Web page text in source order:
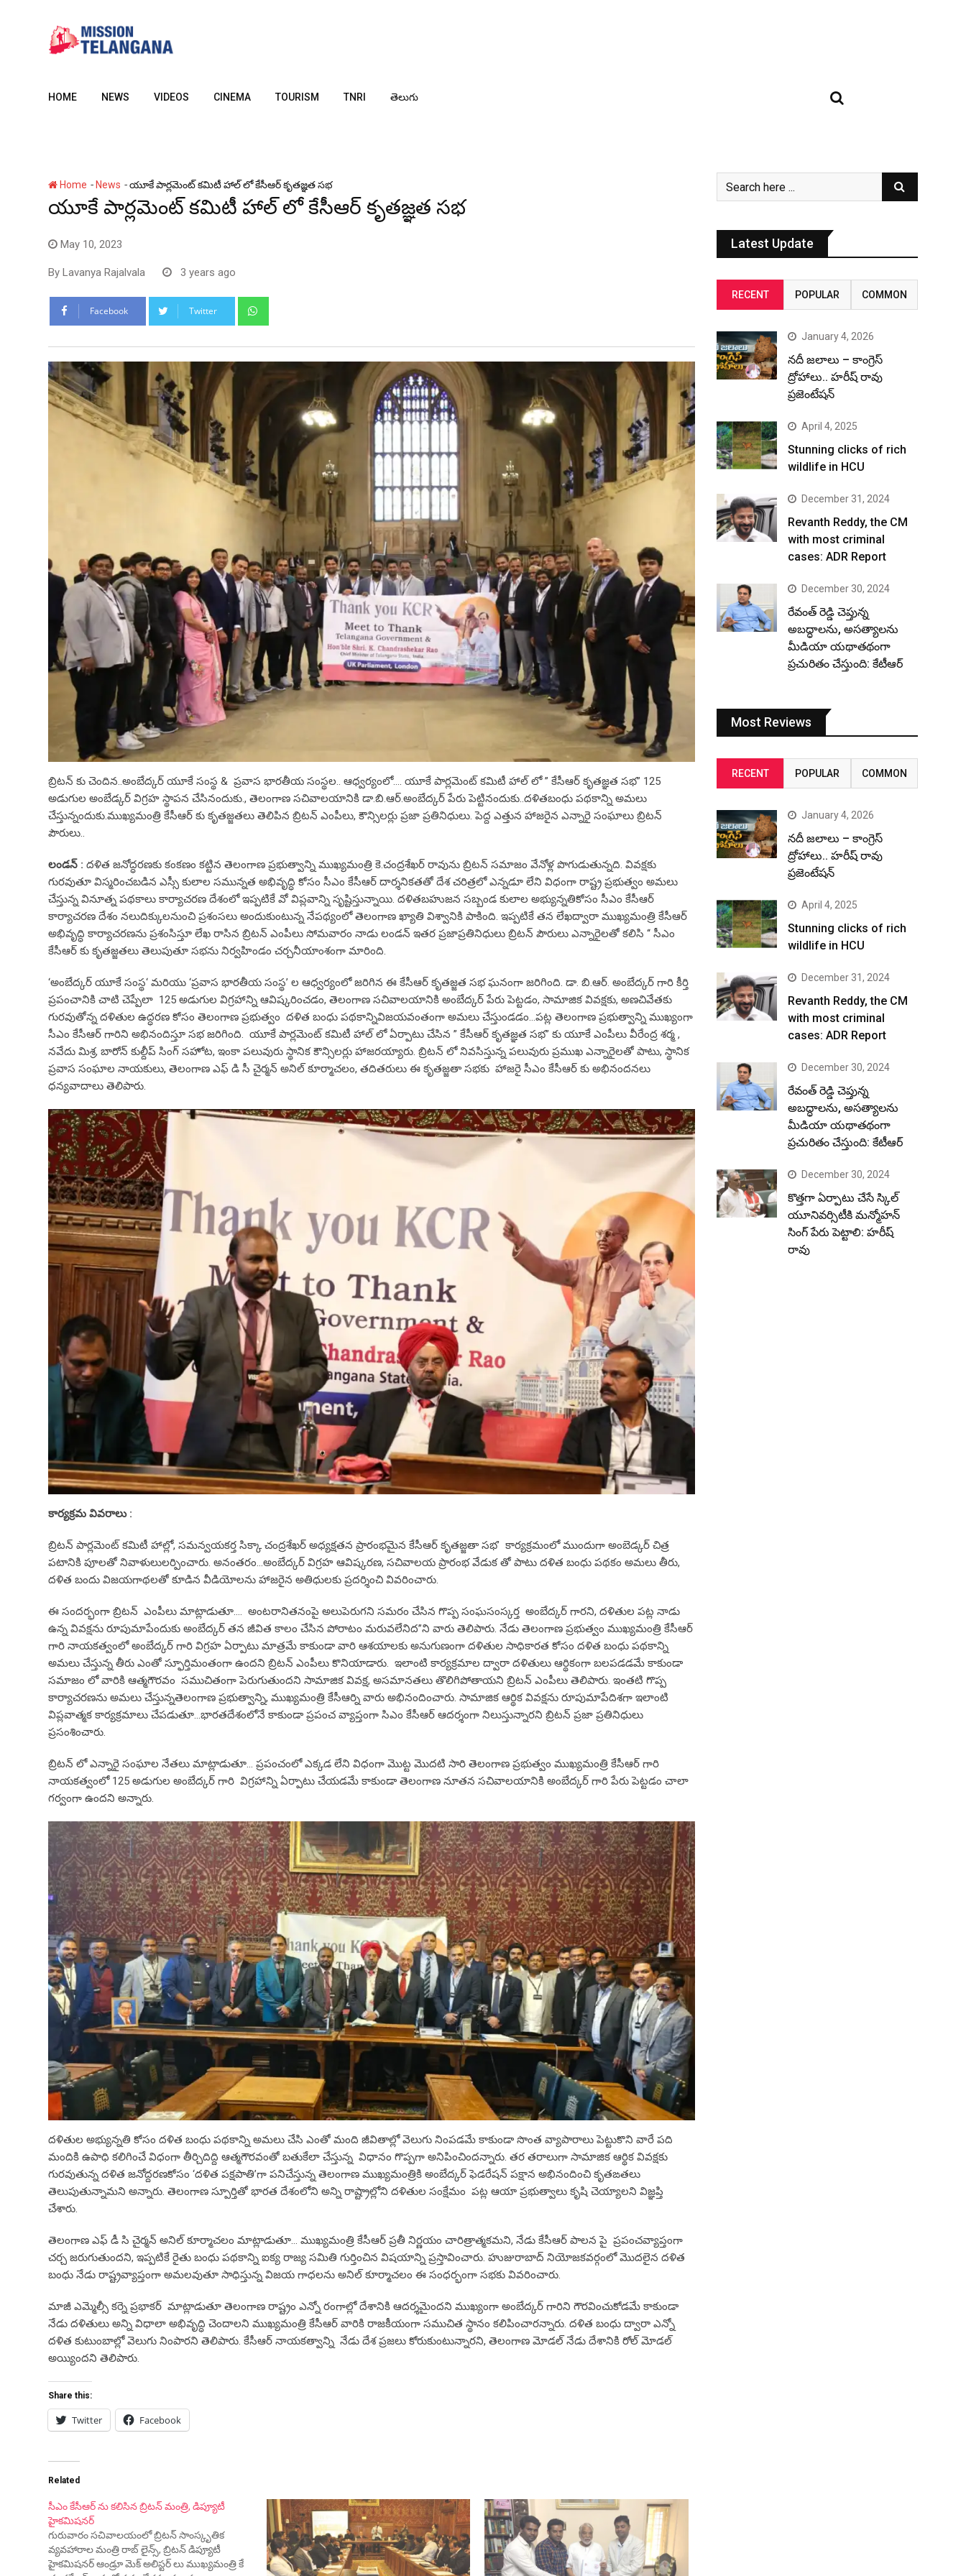
HOME NEWS VIDEOS CINEMA TOURISM TNRI తెలుగు
Home - News -యూకే పార్లమెంట్ కమిటీ హాల్ లో కేసీఆర్ కృతజ్ఞత సభ
యూకే పార్లమెంట్ కమిటీ హాల్ లో కేసీఆర్ కృతజ్ఞత సభ
May 10, 2023
By Lavanya Rajalvala 3 years ago
Facebook Twitter
బ్రిటన్ కు చెందిన..అంబేద్కర్ యూకే సంస్థ & ప్రవాస భారతీయ సంస్థల.. ఆధ్వర్యంలో…. యూకే పార్లమెంట్ కమిటీ హాల్ లో ” కేసీఆర్ కృతజ్ఞత సభ” 125
అడుగుల అంబేడ్కర్ విగ్రహ స్థాపన చేసినందుకు., తెలంగాణ సచివాలయానికి డా.బి.ఆర్.అంబేద్కర్ పేరు పెట్టినందుకు..దళితబంధు పథకాన్ని అమలు
చేస్తున్నందుకు.ముఖ్యమంత్రి కేసీఆర్ కు కృతజ్జతలు తెలిపిన బ్రిటన్ ఎంపీలు, కౌన్సిలర్లు ప్రజా ప్రతినిధులు. పెద్ద ఎత్తున హాజరైన ఎన్నారై సంఘాలు బ్రిటన్
పౌరులు..
లండన్ : దళిత జనోద్ధరణకు కంకణం కట్టిన తెలంగాణ ప్రభుత్వాన్ని ముఖ్యమంత్రి కె.చంద్రశేఖర్ రావును బ్రిటన్ సమాజం వేనోళ్ల పొగుడుతున్నది. వివక్షకు
గురవుతూ విస్మరించబడిన ఎస్సీ కులాల సమున్నత అభివృద్ధి కోసం సీఎం కేసీఆర్ దార్శనికతతో దేశ చరిత్రలో ఎన్నడూ లేని విధంగా రాష్ట్ర ప్రభుత్వం అమలు
చేస్తున్న వినూత్న పథకాలు కార్యాచరణ దేశంలో ఇప్పటికే వో విప్లవాన్ని సృష్టిస్తున్నాయి. దళితబహుజన సబ్బండ కులాల అభ్యున్నతికోసం సీఎం కేసీఆర్
కార్యాచరణ దేశం నలుదిక్కులనుంచి ప్రశంసలు అందుకుంటున్న నేపథ్యంలో తెలంగాణ ఖ్యాతి విశ్వానికి పాకింది. ఇప్పటికే తన లేఖద్వారా ముఖ్యమంత్రి కేసీఆర్
అభివృద్ధి కార్యాచరణను ప్రశంసిస్తూ లేఖ రాసిన బ్రిటన్ ఎంపీలు సోమవారం నాడు లండన్ ఇతర ప్రజాప్రతినిధులు బ్రిటన్ పౌరులు ఎన్నారైలతో కలిసి ‘‘ సీఎం
కేసీఆర్ కు కృతజ్జతలు తెలుపుతూ సభను నిర్వహిండం చర్చనీయాంశంగా మారింది.
‘అంబేద్కర్ యూకే సంస్థ‘ మరియు ‘ప్రవాస భారతీయ సంస్థ’ ల ఆధ్వర్యంలో జరిగిన ఈ కేసీఆర్ కృతజ్జత సభ ఘనంగా జరిగింది. డా. బి.ఆర్. అంబేద్కర్ గారి కీర్తి
ప్రపంచానికి చాటి చెప్పేలా 125 అడుగుల విగ్రహాన్ని ఆవిష్కరించడం, తెలంగాణ సచివాలయానికి అంబేద్కర్ పేరు పెట్టడం, సామాజిక వివక్షకు, అణచివేతకు
గురవుతోన్న దళితుల ఉద్ధరణ కోసం తెలంగాణ ప్రభుత్వం దళిత బంధు పథకాన్నివిజయవంతంగా అమలు చేస్తుండడం…పట్ల తెలంగాణ ప్రభుత్వాన్ని ముఖ్యంగా
సీఎం కేసీఆర్ గారిని అభినందిస్తూ సభ జరిగింది. యూకే పార్లమెంట్ కమిటీ హాల్ లో ఏర్పాటు చేసిన ” కేసీఆర్ కృతజ్ఞత సభ” కు యూకే ఎంపీలు వీరేంద్ర శర్మ ,
నవేదు మిశ్ర, బారోన్ కుల్దీప్ సింగ్ సహోట, ఇంకా పలువురు స్థానిక కౌన్సిలర్లు హాజరయ్యారు. బ్రిటన్ లో నివసిస్తున్న పలువురు ప్రముఖ ఎన్నారైలతో పాటు, స్థానిక
ప్రవాస సంఘాల నాయకులు, తెలంగాణ ఎఫ్ డి సీ చైర్మన్ అనిల్ కూర్మాచలం, తదితరులు ఈ కృతజ్జతా సభకు హాజరై సీఎం కేసీఆర్ కు అభినందనలు
ధన్యవాదాలు తెలిపారు.
కార్యక్రమ వివరాలు :
బ్రిటన్ పార్లమెంట్ కమిటీ హాల్లో, సమన్వయకర్త సిక్కా చంద్రశేఖర్ అధ్యక్షతన ప్రారంభమైన కేసీఆర్ కృతజ్జతా సభ’ కార్యక్రమంలో ముందుగా అంబెడ్కర్ చిత్ర
పటానికి పూలతో నివాళులులర్పించారు. అనంతరం…అంబేద్కర్ విగ్రహ ఆవిష్కరణ, సచివాలయ ప్రారంభ వేడుక తో పాటు దళిత బంధు పథకం అమలు తీరు,
దళిత బందు విజయగాథలతో కూడిన వీడియోలను హాజరైన అతిధులకు ప్రదర్శించి వివరించారు.
ఈ సందర్భంగా బ్రిటన్ ఎంపీలు మాట్లాడుతూ…. అంటరానితనంపై అలుపెరుగని సమరం చేసిన గొప్ప సంఘసంస్కర్త అంబేద్కర్ గారని, దళితుల పట్ల నాడు
ఉన్న వివక్షను రూపుమాపేందుకు అంబేద్కర్‌ తన జీవిత కాలం చేసిన పోరాటం మరువలేనిద’’ని వారు తెలిపారు. నేడు తెలంగాణ ప్రభుత్వం ముఖ్యమంత్రి కేసీఆర్
గారి నాయకత్వంలో అంబేద్కర్ గారి విగ్రహ ఏర్పాటు మాత్రమే కాకుండా వారి ఆశయాలకు అనుగుణంగా దళితుల సాధికారత కోసం దళిత బంధు పథకాన్ని
అమలు చేస్తున్న తీరు ఎంతో స్ఫూర్తిమంతంగా ఉందని బ్రిటన్ ఎంపీలు కొనియాడారు. ఇలాంటి కార్యక్రమాల ద్వారా దళితులు ఆర్థికంగా బలపడడమే కాకుండా
సమాజం లో వారికి ఆత్మగౌరవం సముచితంగా పెరుగుతుందని సామాజిక వివక్ష, అసమానతలు తొలిగిపోతాయని బ్రిటన్ ఎంపీలు తెలిపారు. ఇంతటి గొప్ప
కార్యాచరణను అమలు చేస్తున్నతెలంగాణ ప్రభుత్వాన్ని, ముఖ్యమంత్రి కేసీఆర్ని వారు అభినందించారు. సామాజిక ఆర్థిక వివక్షను రూపుమాపేదిశగా ఇలాంటి
విప్లవాత్మక కార్యక్రమాలు చేపడుతూ…భారతదేశంలోనే కాకుండా ప్రపంచ వ్యాప్తంగా సిఎం కేసీఆర్ ఆదర్శంగా నిలుస్తున్నారని బ్రిటన్ ప్రజా ప్రతినిధులు
ప్రసంశించారు.
బ్రిటన్ లో ఎన్నారై సంఘాల నేతలు మాట్లాడుతూ… ప్రపంచంలో ఎక్కడ లేని విధంగా మొట్ట మొదటి సారి తెలంగాణ ప్రభుత్వం ముఖ్యమంత్రి కేసీఆర్ గారి
నాయకత్వంలో 125 అడుగుల అంబేద్కర్ గారి విగ్రహాన్ని ఏర్పాటు చేయడమే కాకుండా తెలంగాణ నూతన సచివాలయానికి అంబేద్కర్ గారి పేరు పెట్టడం చాలా
గర్వంగా ఉందని అన్నారు.
దళితుల అభ్యున్నతి కోసం దళిత బంధు పథకాన్ని అమలు చేసి ఎంతో మంది జీవితాల్లో వెలుగు నింపడమే కాకుండా సొంత వ్యాపారాలు పెట్టుకొని వారే పది
మందికి ఉపాధి కలిగించే విధంగా తీర్చిదిద్ది ఆత్మగౌరవంతో బతుకేలా చేస్తున్న విధానం గొప్పగా అనిపించిందన్నారు. తర తరాలుగా సామాజిక ఆర్థిక వివక్షకు
గురవుతున్న దళిత జనోద్దరణకోసం ‘దళిత పక్షపాతి’గా పనిచేస్తున్న తెలంగాణ ముఖ్యమంత్రికి అంబేద్కర్ ఫెడరేషన్ పక్షాన అభినందించి కృతఙతలు
తెలుపుతున్నామని అన్నారు. తెలంగాణ స్పూర్తితో భారత దేశంలోని అన్ని రాష్ట్రాల్లోని దళితుల సంక్షేమం పట్ల ఆయా ప్రభుత్వాలు కృషి చెయ్యాలని విజ్ఞప్తి
చేశారు.
తెలంగాణ ఎఫ్ డీ సి చైర్మన్ అనిల్ కూర్మాచలం మాట్లాడుతూ… ముఖ్యమంత్రి కేసీఆర్ ప్రతీ నిర్ణయం చారిత్రాత్మకమని, నేడు కేసీఆర్ పాలన పై ప్రపంచవ్యాప్తంగా
చర్చ జరుగుతుందని, ఇప్పటికే రైతు బంధు పథకాన్ని ఐక్య రాజ్య సమితి గుర్తించిన విషయాన్ని ప్రస్తావించారు. హుజురాబాద్ నియోజకవర్గంలో మొదలైన దళిత
బంధు నేడు రాష్ట్రవ్యాప్తంగా అమలవుతూ సాధిస్తున్న విజయ గాధలను అనిల్ కూర్మాచలం ఈ సంధర్భంగా సభకు వివరించారు.
మాజీ ఎమ్మెల్సీ కర్నె ప్రభాకర్ మాట్లాడుతూ తెలంగాణ రాష్ట్రం ఎన్నో రంగాల్లో దేశానికి ఆదర్శమైందని ముఖ్యంగా అంబేద్కర్ గారిని గౌరవించుకోడమే కాకుండా
నేడు దళితులు అన్ని విధాలా అభివృద్ధి చెందాలని ముఖ్యమంత్రి కేసీఆర్ వారికి రాజకీయంగా సముచిత స్థానం కలిపించారన్నారు. దళిత బంధు ద్వారా ఎన్నో
దళిత కుటుంబాల్లో వెలుగు నింపారని తెలిపారు. కేసీఆర్ నాయకత్వాన్ని నేడు దేశ ప్రజలు కోరుకుంటున్నారని, తెలంగాణ మోడల్ నేడు దేశానికి రోల్ మోడల్
అయ్యిందని తెలిపారు.
Share this:
Twitter Facebook
Related
సీఎం కేసీఆర్ ను కలిసిన బ్రిటన్ మంత్రి, డిప్యూటీ
హైకమిషనర్
గురువారం సచివాలయంలో బ్రిటన్ సాంస్కృతిక
వ్యవహారాల మంత్రి రాబ్ లైన్స్, బ్రిటన్ డిప్యూటీ
హైకమిషనర్ ఆండ్రూ మెక్ అలిస్టర్ లు ముఖ్యమంత్రి కే
Latest Update
RECENT POPULAR COMMON
January 4, 2026
నదీ జలాలు – కాంగ్రెస్
ద్రోహాలు.. హరీష్ రావు
ప్రజెంటేషన్
April 4, 2025
Stunning clicks of rich
wildlife in HCU
December 31, 2024
Revanth Reddy, the CM
with most criminal
cases: ADR Report
December 30, 2024
రేవంత్ రెడ్డి చెప్తున్న
అబద్ధాలను, అసత్యాలను
మీడియా యథాతథంగా
ప్రచురితం చేస్తుంది: కేటీఆర్
Most Reviews
RECENT POPULAR COMMON
January 4, 2026
నదీ జలాలు – కాంగ్రెస్
ద్రోహాలు.. హరీష్ రావు
ప్రజెంటేషన్
April 4, 2025
Stunning clicks of rich
wildlife in HCU
December 31, 2024
Revanth Reddy, the CM
with most criminal
cases: ADR Report
December 30, 2024
రేవంత్ రెడ్డి చెప్తున్న
అబద్ధాలను, అసత్యాలను
మీడియా యథాతథంగా
ప్రచురితం చేస్తుంది: కేటీఆర్
December 30, 2024
కొత్తగా ఏర్పాటు చేసే స్కిల్
యూనివర్సిటీకి మన్మోహన్
సింగ్ పేరు పెట్టాలి: హరీష్
రావు